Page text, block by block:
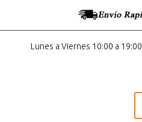
Lunes a Viernes 10:00 a 19:00